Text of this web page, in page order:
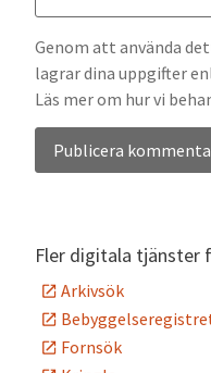
Genom att använda
lagrar dina uppgifter
Läs mer om hur vi
Fler digitala tjänster
Arkivsök
Fornsök